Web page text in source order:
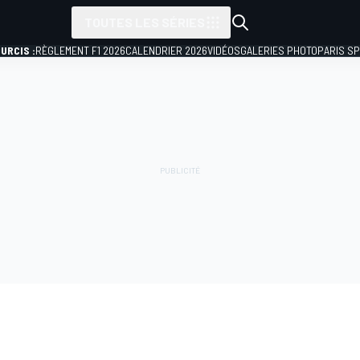
:RÈGLEMENT F1 2026CALENDRIER 2026VIDÉOSGALERIES PHOTOPARIS